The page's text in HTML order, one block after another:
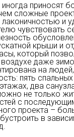
приносят
сложные
лаконичностью и
чувствовать
крыши и
который
даже
на
пять
два
не только
с
проекта –
в